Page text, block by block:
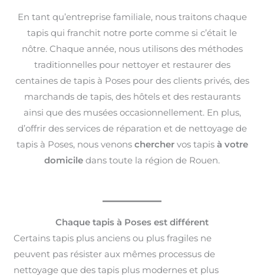
En tant qu’entreprise familiale, nous traitons chaque
tapis qui franchit notre porte comme si c’était le
nôtre. Chaque année, nous utilisons des méthodes
traditionnelles pour nettoyer et restaurer des
centaines de tapis à Poses pour des clients privés, des
marchands de tapis, des hôtels et des restaurants
ainsi que des musées occasionnellement. En plus,
d’offrir des services de réparation et de nettoyage de
tapis à Poses, nous venons chercher vos tapis à votre
domicile dans toute la région de Rouen.
Chaque tapis à Poses est différent
Certains tapis plus anciens ou plus fragiles ne
peuvent pas résister aux mêmes processus de
nettoyage que des tapis plus modernes et plus